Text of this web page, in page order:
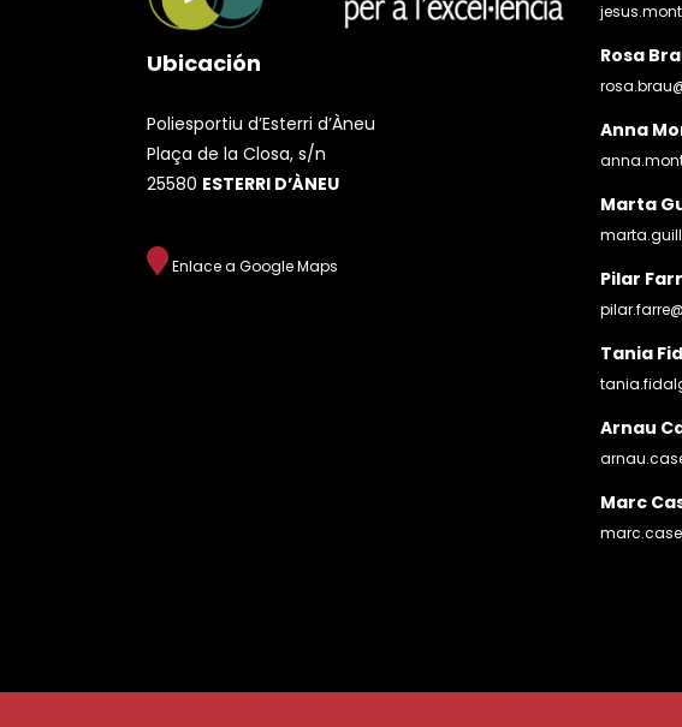
Ubicación
Poliesportiu d’Esterri d’Àneu
Plaça de la Closa, s/n
25580 ESTERRI D’ÀNEU
Enlace a Google Maps
Rosa
Anna
Marta
Pilar
Tania
Arnau
Marc